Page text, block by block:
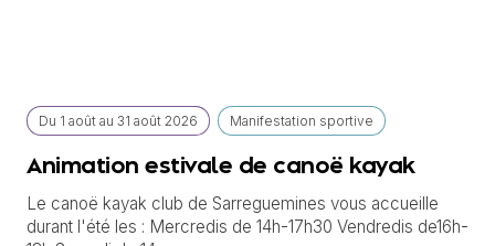
Du 1 août au 31 août 2026 Manifestation sportive
Animation estivale de canoë kayak
Le canoë kayak club de Sarreguemines vous accueille
durant l'été les : Mercredis de 14h-17h30 Vendredis de16h-